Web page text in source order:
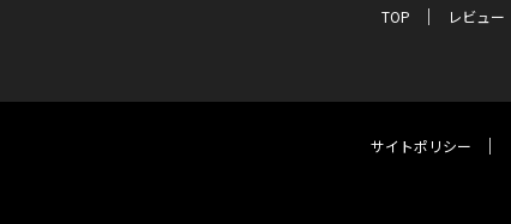
TOP レビュー
サイトポリシー